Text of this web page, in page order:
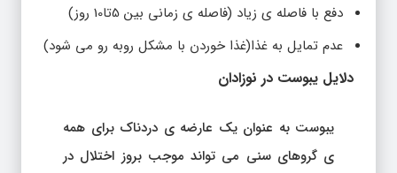
دفع با فاصله ی زیاد (فاصله ی زمانی بین 5تا10 روز)
عدم تمایل به غذا(غذا خوردن با مشکل روبه رو می شود)
دلایل یبوست در نوزادان
یبوست به عنوان یک عارضه ی دردناک برای همه
ی گروهای سنی می تواند موجب بروز اختلال در